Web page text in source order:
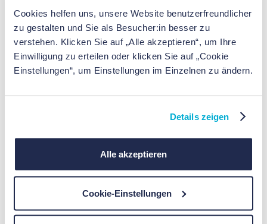
Cookies helfen uns, unsere Website benutzerfreundlicher
zu gestalten und Sie als Besucher:in besser zu
verstehen. Klicken Sie auf „Alle akzeptieren“, um Ihre
Einwilligung zu erteilen oder klicken Sie auf „Cookie
Einstellungen“, um Einstellungen im Einzelnen zu ändern.
Details zeigen
Alle akzeptieren
Cookie-Einstellungen
soziales Netzwerk aufzubauen. Oft sind es kleine,
echte Kontaktpunkte z.B. ein regelmäßiger Termin,
eine gemeinsame Aktivität, ein kurzes Check-in.
Strategien zur sozialen Verbindung setzen häufig
genau auf solche skalierbaren, realistischen Schritte.
Der spannendste Kulturwandel liegt möglicherweise
darin, mentale Gesundheit nicht nur individuell zu